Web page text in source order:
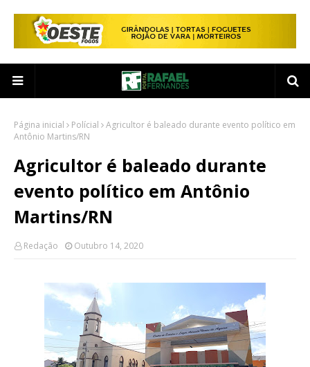
Página inicial Polícial
Agricultor é baleado durante evento político em
Antônio Martins/RN
Agricultor é baleado durante
evento político em Antônio
Martins/RN
Redação Outubro 14, 2020